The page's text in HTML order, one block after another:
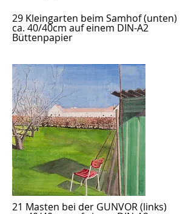
29 Kleingarten beim Samhof(unten)
ca. 40/40cm auf einem DIN-A2
Büttenpapier
21 Masten bei der GUNVOR(links)